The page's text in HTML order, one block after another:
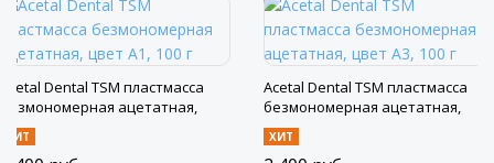
Acetal Dental TSM пластмасса
безмономерная ацетатная,
цвет A1, 100 г
ХИТ
Acetal Dental TSM пластмасса
безмономерная ацетатная,
цвет A3, 100 г
ХИТ